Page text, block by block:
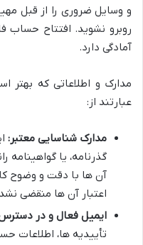
و وسایل ضروری را از قبل
روبرو نشوید. افتتاح حساب
آمادگی دارد.
مدارک و اطلاعاتی که بهتر
عبارتند از:
مدارک شناسایی معتبر:
گذرنامه، یا
آن ها با دقت و وضوح
اعتبار آن ها منقضی
ایمیل فعال و در
تأییدیه ها، اطلاعات